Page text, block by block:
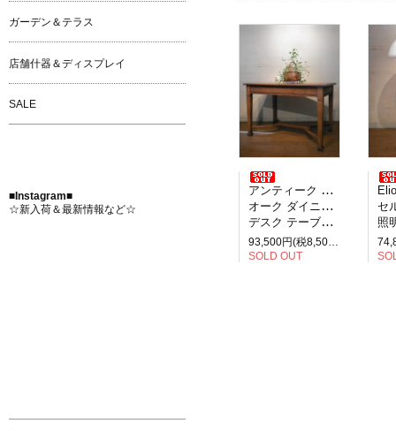
アンティーク イギリス製
オーク ダイニングテーブル
デスク テーブル 2人掛け
93,500円(税8,500円)
SOLD OUT
Elio
セル
照明
ガーデン＆テラス
店舗什器＆ディスプレイ
SALE
■Instagram■
☆新入荷＆最新情報など☆